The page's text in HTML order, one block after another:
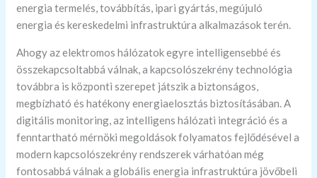
energia termelés, továbbítás, ipari gyártás, megújuló
energia és kereskedelmi infrastruktúra alkalmazások terén.
Ahogy az elektromos hálózatok egyre intelligensebbé és
összekapcsoltabbá válnak, a kapcsolószekrény technológia
továbbra is központi szerepet játszik a biztonságos,
megbízható és hatékony energiaelosztás biztosításában. A
digitális monitoring, az intelligens hálózati integráció és a
fenntartható mérnöki megoldások folyamatos fejlődésével a
modern kapcsolószekrény rendszerek várhatóan még
fontosabbá válnak a globális energia infrastruktúra jövőbeli